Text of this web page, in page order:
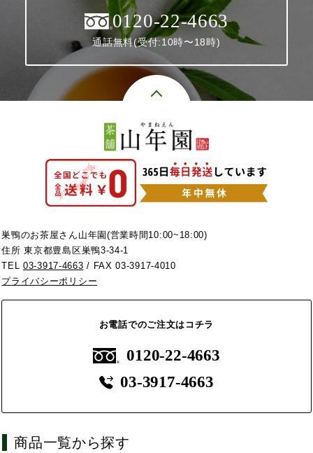
0120-22-4663
通話無料(受付:10時〜18時)
巣鴨のお茶屋さん山年園(営業時間10:00~18:00)
住所 東京都豊島区巣鴨3-34-1
TEL03-3917-4663 / FAX 03-3917-4010
プライバシーポリシー
お電話でのご注文はコチラ
0120-22-4663
03-3917-4663
商品一覧から探す